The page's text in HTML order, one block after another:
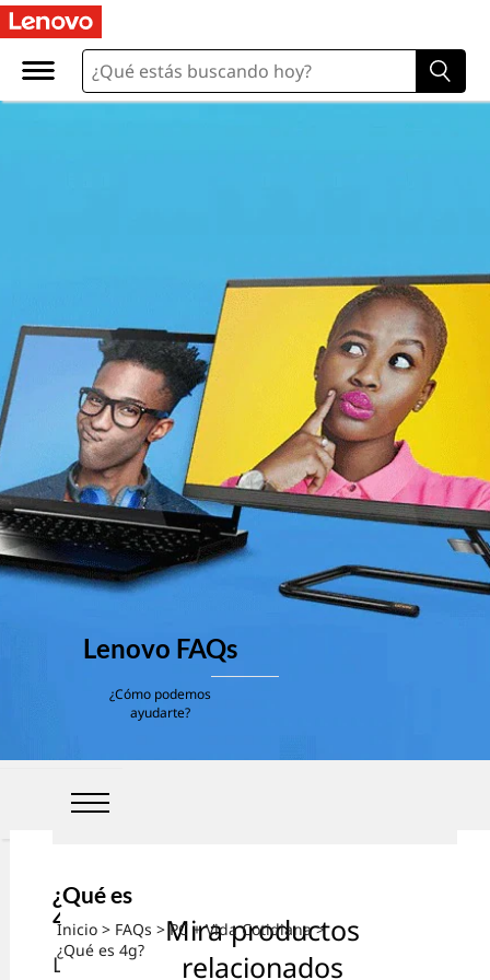
Inicio > FAQs >PC + Vida Cotidiana>
¿Qué es 4g?
Lenovo FAQs
¿Cómo podemos
ayudarte?
¿Qué es
4g?
La
Mira productos
relacionados